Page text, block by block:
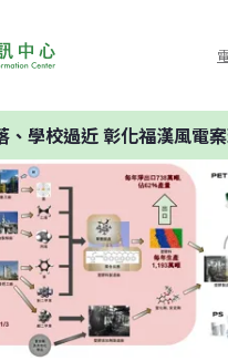
化福漢風電案環委建議不